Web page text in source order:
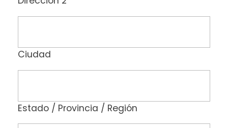
Ciudad
Estado / Provincia / Región